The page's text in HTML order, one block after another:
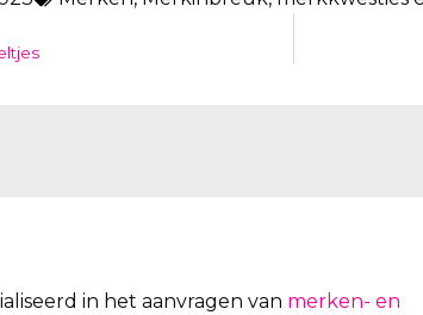
in het aanvragen van merken- en